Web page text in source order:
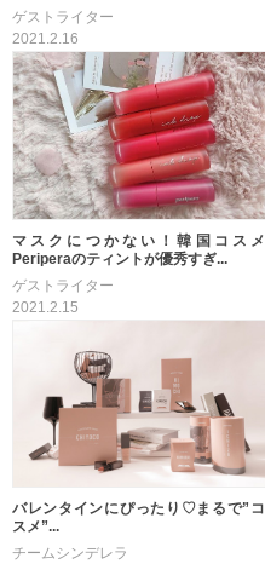
ゲストライター
2021.2.16
マスクにつかない！韓国コスメ
Periperaのティントが優秀すぎ...
ゲストライター
2021.2.15
バレンタインにぴったり♡まるで”コ
スメ”...
チームシンデレラ